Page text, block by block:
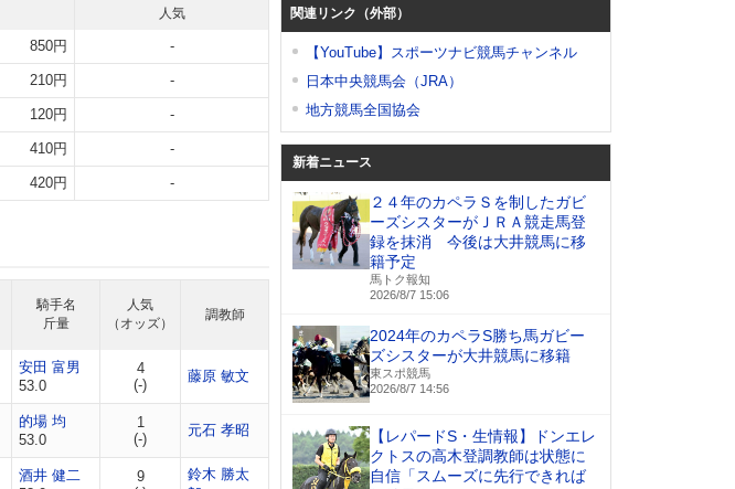
人気
850円 -
210円 -
120円 -
410円 -
420円 -
騎手名
斤量
人気
（オッズ）
調教師
安田 富男
53.0
4
(-)
藤原 敏文
的場 均
53.0
1
(-)
元石 孝昭
酒井 健二
9
鈴木 勝太
関連リンク（外部）
【YouTube】スポーツナビ競馬チャンネル
日本中央競馬会（JRA）
地方競馬全国協会
新着ニュース
２４年のカペラＳを制したガビ
ーズシスターがＪＲＡ競走馬登
録を抹消 今後は大井競馬に移
籍予定
馬トク報知
2026/8/7 15:06
2024年のカペラS勝ち馬ガビー
ズシスターが大井競馬に移籍
東スポ競馬
2026/8/7 14:56
【レパードS・生情報】ドンエレ
クトスの高木登調教師は状態に
自信「スムーズに先行できれば